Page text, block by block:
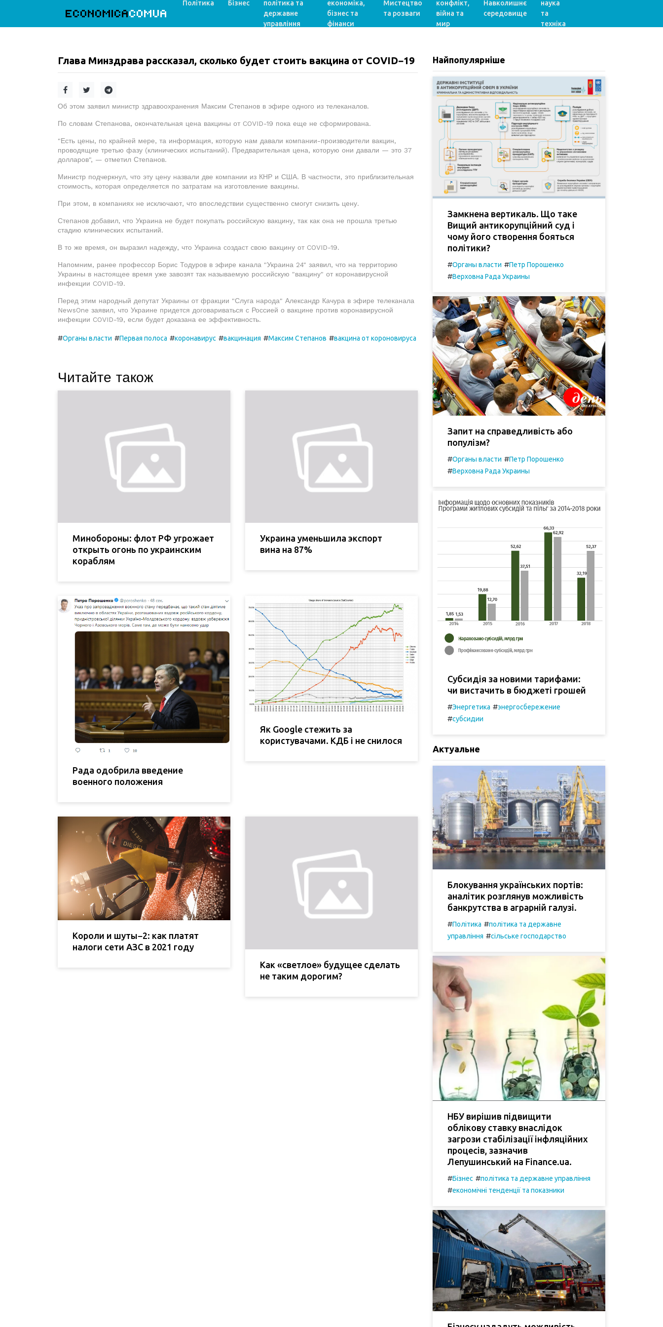
ECONOMICACOMUA
Політика Бізнес
політика та
державне
управління
економіка,
бізнес та
фінанси
Мистецтво
та розваги
конфлікт,
війна та
мир
Навколишнє
середовище
наука
та
техніка
Глава Минздрава рассказал, сколько будет стоить вакцина от COVID−19
Об этом заявил министр здравоохранения Максим Степанов в эфире одного из телеканалов.
По словам Степанова, окончательная цена вакцины от COVID-19 пока еще не сформирована.
"Есть цены, по крайней мере, та информация, которую нам давали компании-производители вакцин,
проводящие третью фазу (клинических испытаний). Предварительная цена, которую они давали — это 37
долларов", — отметил Степанов.
Министр подчеркнул, что эту цену назвали две компании из КНР и США. В частности, это приблизительная
стоимость, которая определяется по затратам на изготовление вакцины.
При этом, в компаниях не исключают, что впоследствии существенно смогут снизить цену.
Степанов добавил, что Украина не будет покупать российскую вакцину, так как она не прошла третью
стадию клинических испытаний.
В то же время, он выразил надежду, что Украина создаст свою вакцину от COVID-19.
Напомним, ранее профессор Борис Тодуров в эфире канала "Украина 24" заявил, что на территорию
Украины в настоящее время уже завозят так называемую российскую "вакцину" от коронавирусной
инфекции COVID-19.
Перед этим народный депутат Украины от фракции "Слуга народа" Александр Качура в эфире телеканала
NewsOne заявил, что Украине придется договариваться с Россией о вакцине против коронавирусной
инфекции COVID-19, если будет доказана ее эффективность.
#Органы власти #Первая полоса #коронавирус #вакцинация #Максим Степанов #вакцина от короновируса
Читайте також
Минобороны: флот РФ угрожает
открыть огонь по украинским
кораблям
Украина уменьшила экспорт
вина на 87%
Рада одобрила введение
военного положения
Як Google стежить за
користувачами. КДБ і не снилося
Короли и шуты−2: как платят
налоги сети АЗС в 2021 году
Как «светлое» будущее сделать
не таким дорогим?
Найпопулярніше
Замкнена вертикаль. Що таке
Вищий антикорупційний суд і
чому його створення бояться
політики?
#Органы власти #Петр Порошенко
#Верховна Рада Украины
Запит на справедливість або
популізм?
#Органы власти #Петр Порошенко
#Верховна Рада Украины
Субсидія за новими тарифами:
чи вистачить в бюджеті грошей
#Энергетика #энергосбережение
#субсидии
Актуальне
Блокування українських портів:
аналітик розглянув можливість
банкрутства в аграрній галузі.
#Політика #політика та державне
управління #сільське господарство
НБУ вирішив підвищити
облікову ставку внаслідок
загрози стабілізації інфляційних
процесів, зазначив
Лепушинський на Finance.ua.
#Бізнес #політика та державне управління
#економічні тенденції та показники